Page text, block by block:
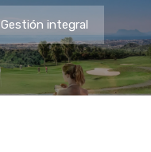
Gestión integral